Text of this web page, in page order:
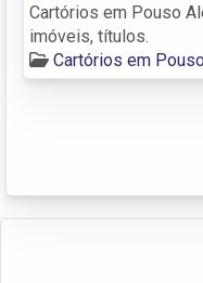
Cartórios em Pouso
imóveis, títulos.
Cartórios em